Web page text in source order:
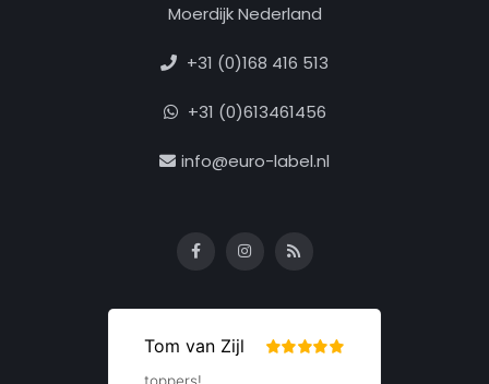
Moerdijk Nederland
+31 (0)168 416 513
+31 (0)613461456
info@euro-label.nl